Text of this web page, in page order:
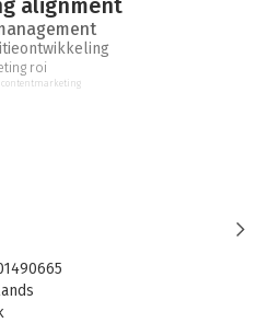
roi
contentmarketing